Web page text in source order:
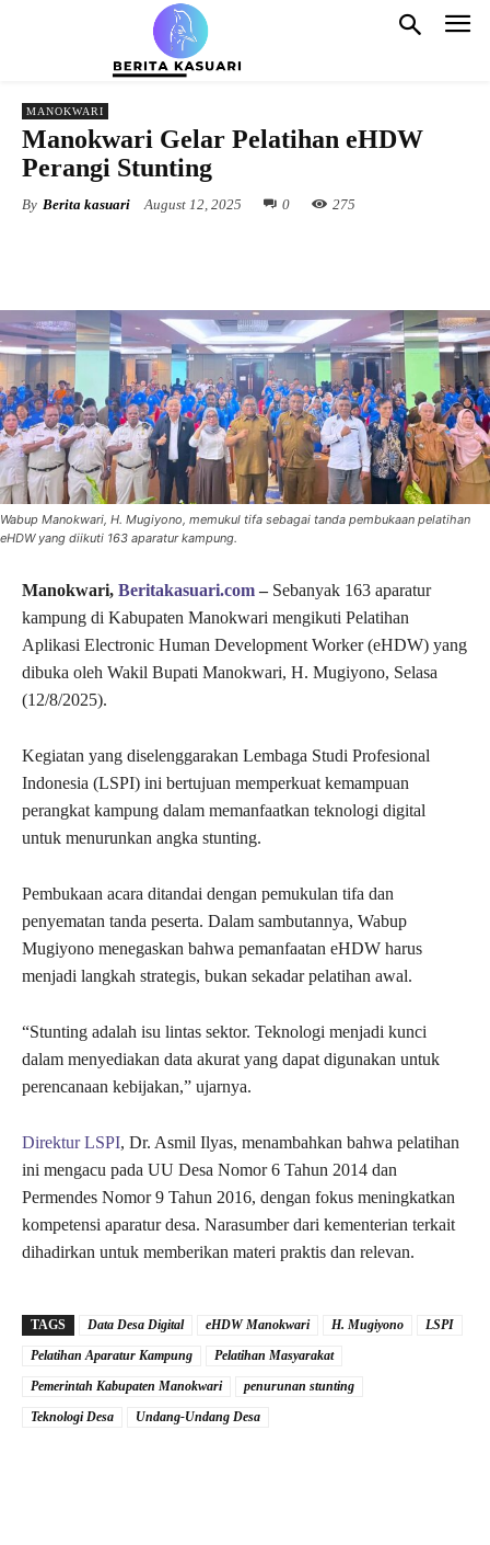
MANOKWARI
Manokwari Gelar Pelatihan eHDW
Perangi Stunting
By Berita kasuari August 12, 2025 0 275
Wabup Manokwari, H. Mugiyono, memukul tifa sebagai tanda pembukaan pelatihan
eHDW yang diikuti 163 aparatur kampung.
Manokwari, Beritakasuari.com– Sebanyak 163 aparatur
kampung di Kabupaten Manokwari mengikuti Pelatihan
Aplikasi Electronic Human Development Worker (eHDW) yang
dibuka oleh Wakil Bupati Manokwari, H. Mugiyono, Selasa
(12/8/2025).
Kegiatan yang diselenggarakan Lembaga Studi Profesional
Indonesia (LSPI) ini bertujuan memperkuat kemampuan
perangkat kampung dalam memanfaatkan teknologi digital
untuk menurunkan angka stunting.
Pembukaan acara ditandai dengan pemukulan tifa dan
penyematan tanda peserta. Dalam sambutannya, Wabup
Mugiyono menegaskan bahwa pemanfaatan eHDW harus
menjadi langkah strategis, bukan sekadar pelatihan awal.
“Stunting adalah isu lintas sektor. Teknologi menjadi kunci
dalam menyediakan data akurat yang dapat digunakan untuk
perencanaan kebijakan,” ujarnya.
Direktur LSPI, Dr. Asmil Ilyas, menambahkan bahwa pelatihan
ini mengacu pada UU Desa Nomor 6 Tahun 2014 dan
Permendes Nomor 9 Tahun 2016, dengan fokus meningkatkan
kompetensi aparatur desa. Narasumber dari kementerian terkait
dihadirkan untuk memberikan materi praktis dan relevan.
TAGS Data Desa Digital eHDW Manokwari H. Mugiyono
LSPI
Pelatihan Aparatur Kampung
Pelatihan Masyarakat
Pemerintah Kabupaten Manokwari
penurunan stunting
Teknologi Desa
Undang-Undang Desa